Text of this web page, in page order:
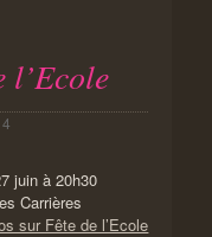
l’Ecole
juin à 20h30
Carrières
sur Fête de l’Ecole